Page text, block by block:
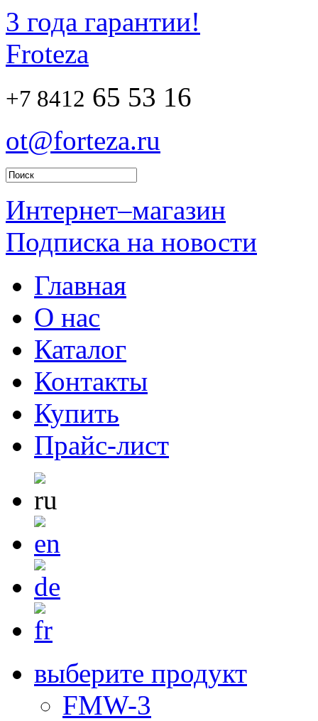
3 года гарантии!
Froteza
+7 8412 65 53 16
ot@forteza.ru
Интернет–магазин
Подписка на новости
Главная
О нас
Каталог
Контакты
Купить
Прайс-лист
выберите продукт
FMW-3